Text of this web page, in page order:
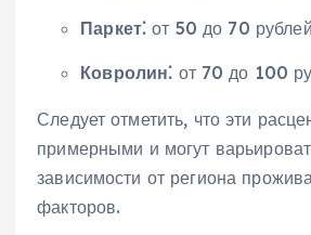
Паркет⁚ от 50 до 70
Ковролин⁚ от 70 до 100
Следует отметить, что эти
примерными и могут
зависимости от региона
факторов.